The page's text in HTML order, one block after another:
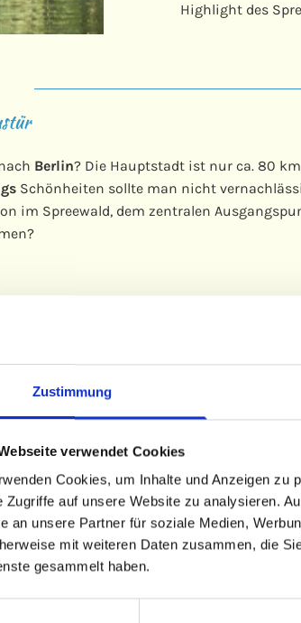
Zustimmung
verwendet Cookies
Cookies, um Inhalte und Anzeigen zu
Zugriffe auf unsere Website zu analysieren.
an unsere Partner für soziale Medien,
mit weiteren Daten zusammen, die
gesammelt haben.
Highlight des
Berlin? Die Hauptstadt ist nur ca. 80
Schönheiten sollte man nicht
im Spreewald, dem zentralen
Lübbenau
und hat viel zu bieten. Hier
Bereich, Wellenbecken, Riesenrutschen
in der zwölf Humboldtpinguine ein neues
die Gäste mit diesen possierlichen
Rabatt auf den normalen Eintrittspreis.
Mit einer Länge von 360 m, einer